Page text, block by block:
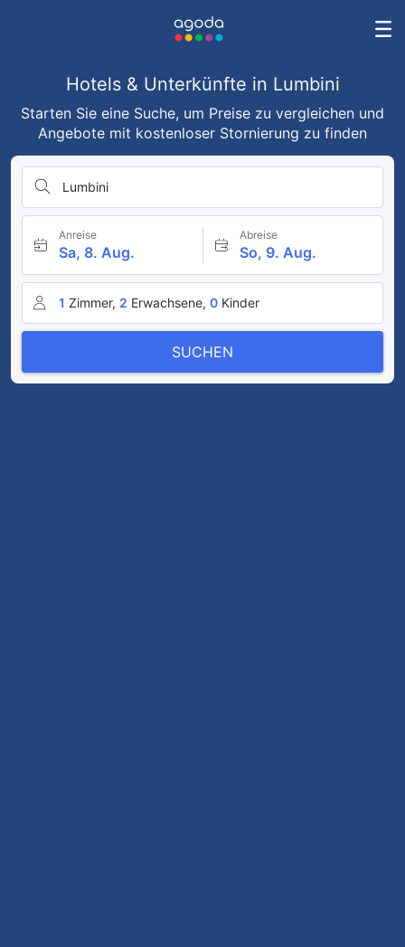
Hotels & Unterkünfte in Lumbini
Starten Sie eine Suche, um Preise zu vergleichen und
Angebote mit kostenloser Stornierung zu finden
Lumbini
Anreise
Sa, 8. Aug.
Abreise
So, 9. Aug.
1 Zimmer, 2 Erwachsene, 0 Kinder
SUCHEN